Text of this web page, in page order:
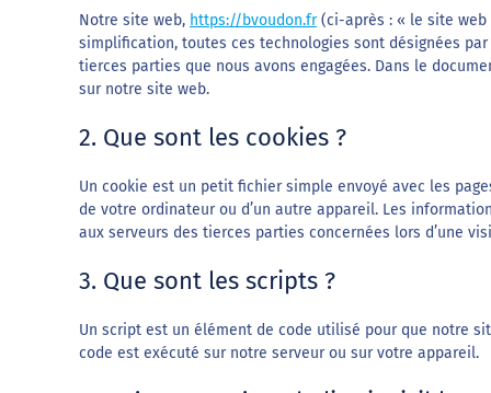
Notre site web, https://bvoudon.fr(ci-après : « le site web
simplification, toutes ces technologies sont désignées
tierces parties que nous avons engagées. Dans le
sur notre site web.
2. Que sont les cookies ?
Un cookie est un petit fichier simple envoyé avec les
de votre ordinateur ou d’un autre appareil. Les
aux serveurs des tierces parties concernées lors d’une
3. Que sont les scripts ?
Un script est un élément de code utilisé pour que notre
code est exécuté sur notre serveur ou sur votre appareil.